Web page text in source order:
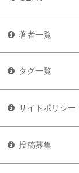
著者一覧
タグ一覧
サイトポリシー
投稿募集